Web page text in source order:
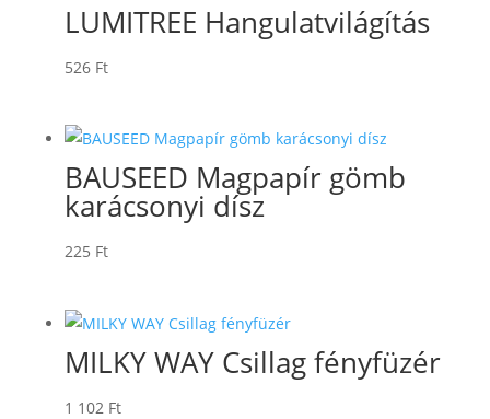
LUMITREE Hangulatvilágítás
526 Ft
BAUSEED Magpapír gömb
karácsonyi dísz
225 Ft
MILKY WAY Csillag fényfüzér
1 102 Ft